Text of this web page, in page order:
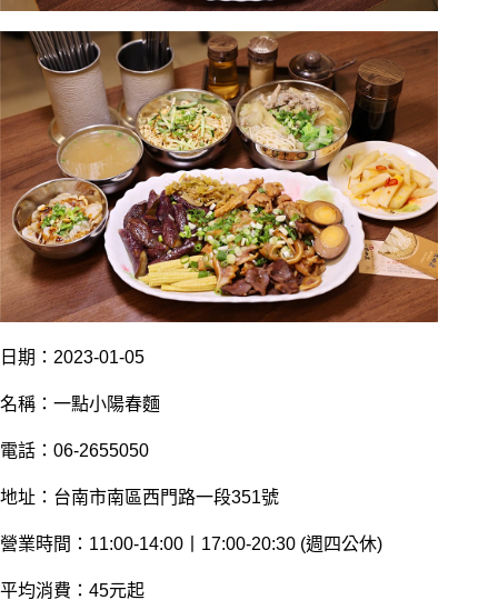
日期：2023-01-05
名稱：一點小陽春麵
電話：06-2655050
地址：台南市南區西門路一段351號
營業時間：11:00-14:00丨17:00-20:30 (週四公休)
平均消費：45元起